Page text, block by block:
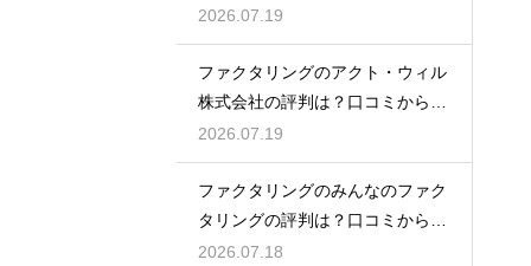
徹底解説
2026.07.19
ファクタリングのアクト・ウィル
株式会社の評判は？口コミから実
態を徹底解説
2026.07.19
ファクタリングのみんなのファク
タリングの評判は？口コミから実
態を徹底解説
2026.07.18